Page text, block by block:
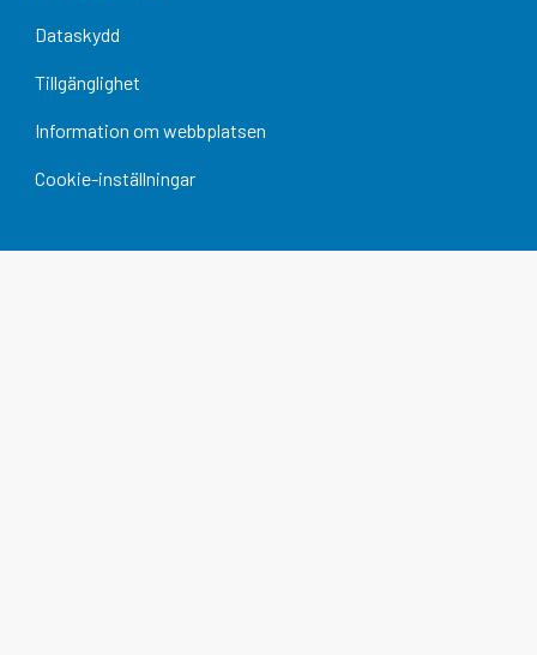
Dataskydd
Tillgänglighet
Information om webbplatsen
Cookie-inställningar